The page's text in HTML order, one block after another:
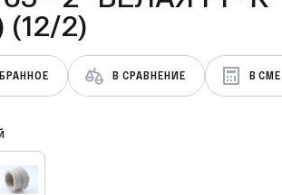
(RTP) (12/2)
В СРАВНЕНИЕ В